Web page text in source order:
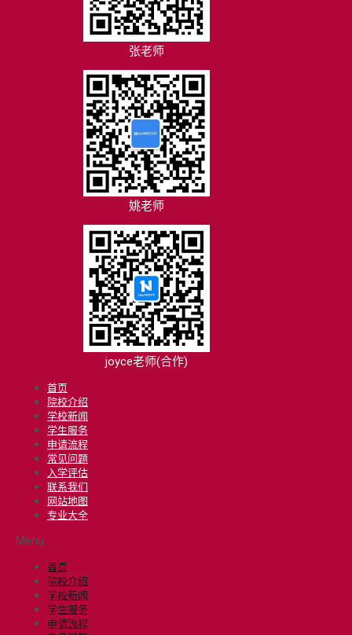
张老师
姚老师
joyce老师(合作)
首页
院校介绍
学校新闻
学生服务
申请流程
常见问题
入学评估
联系我们
网站地图
专业大全
Menu
首页
院校介绍
学校新闻
学生服务
申请流程